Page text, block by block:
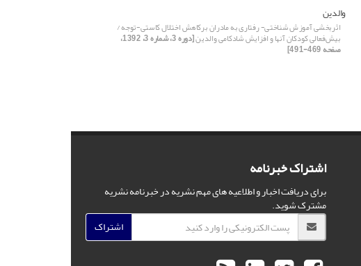
والدین
اثربخشی آموزش شناختی- رفتاری به مادران برکاهش اختلال کاستی-توجه /
بیش‌فعالی کودکان آنها و افزایش شادکامی والدین [دوره 3، شماره 3، 1392،
صفحه 469-491]
اشتراک خبرنامه
برای دریافت اخبار و اطلاعیه های مهم نشریه در خبرنامه نشریه
مشترک شوید.
اشتراک